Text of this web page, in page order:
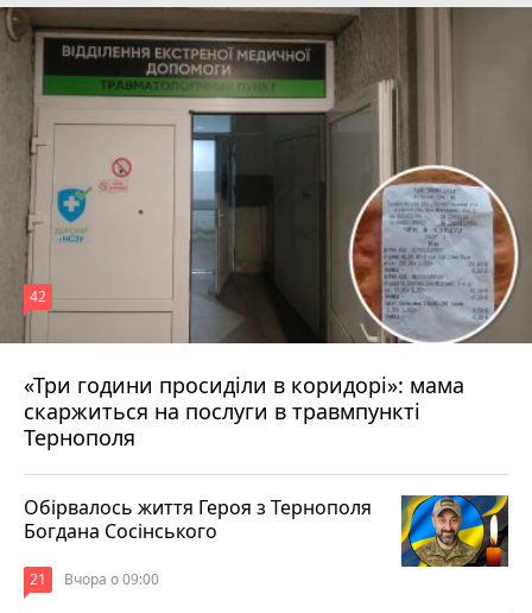
«Три години просиділи в коридорі»: мама
скаржиться на послуги в травмпункті
Тернополя
42
Вчора о 13:05
Обірвалось життя Героя з Тернополя
Богдана Сосінського
21 Вчора о 09:00